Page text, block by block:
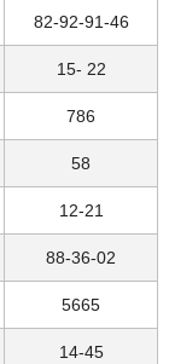
82-92-91-46
15- 22
786
58
12-21
88-36-02
5665
14-45